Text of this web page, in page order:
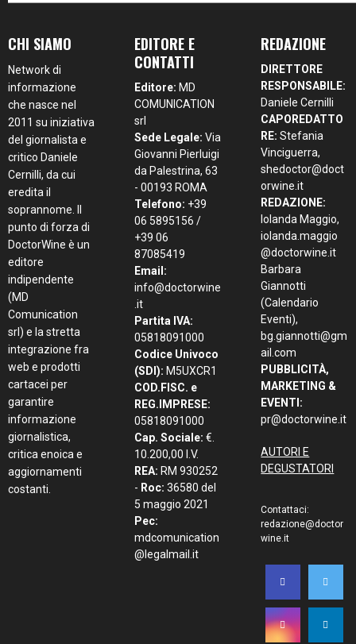
CHI SIAMO
Network di
informazione
che nasce nel
2011 su iniziativa
del giornalista e
critico Daniele
Cernilli, da cui
eredita il
soprannome. Il
punto di forza di
DoctorWine è un
editore
indipendente
(MD
Comunication
srl) e la stretta
integrazione fra
web e prodotti
cartacei per
garantire
informazione
giornalistica,
critica enoica e
aggiornamenti
costanti.
EDITORE E
CONTATTI
Editore: MD
COMUNICATION
srl
Sede Legale: Via
Giovanni Pierluigi
da Palestrina, 63
- 00193 ROMA
Telefono: +39
06 5895156 /
+39 06
87085419
Email:
info@doctorwine
.it
Partita IVA:
05818091000
Codice Univoco
(SDI): M5UXCR1
COD.FISC. e
REG.IMPRESE:
05818091000
Cap. Sociale: €.
10.200,00 I.V.
REA: RM 930252
- Roc: 36580 del
5 maggio 2021
Pec:
mdcomunication
@legalmail.it
REDAZIONE
DIRETTORE
RESPONSABILE:
Daniele Cernilli
CAPOREDATTO
RE: Stefania
Vinciguerra,
shedoctor@doct
orwine.it
REDAZIONE:
Iolanda Maggio,
iolanda.maggio
@doctorwine.it
Barbara
Giannotti
(Calendario
Eventi),
bg.giannotti@gm
ail.com
PUBBLICITÀ,
MARKETING &
EVENTI:
pr@doctorwine.it
AUTORI E
DEGUSTATORI
Contattaci:
redazione@doctor
wine.it